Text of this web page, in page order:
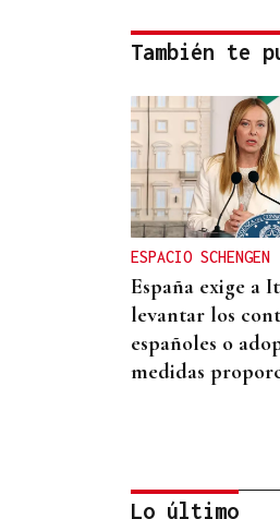
También te
ESPACIO SCHENGEN
España exige a
levantar los
españoles o
medidas
Lo último